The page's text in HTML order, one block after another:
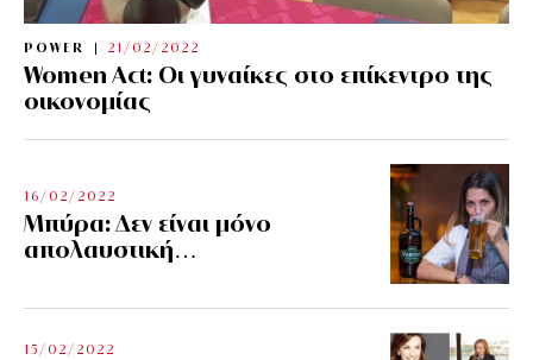
POWER 21/02/2022
Women Act: Οι γυναίκες στο επίκεντρο της
οικονομίας
16/02/2022
Μπύρα: Δεν είναι μόνο
απολαυστική…
15/02/2022